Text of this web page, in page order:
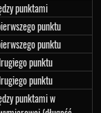
punktami
punktu
punktu
punktu
punktu
punktami w